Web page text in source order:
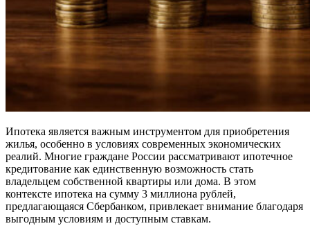
Ипотека является важным инструментом для приобретения
жилья, особенно в условиях современных экономических
реалий. Многие граждане России рассматривают ипотечное
кредитование как единственную возможность стать
владельцем собственной квартиры или дома. В этом
контексте ипотека на сумму 3 миллиона рублей,
предлагающаяся Сбербанком, привлекает внимание благодаря
выгодным условиям и доступным ставкам.